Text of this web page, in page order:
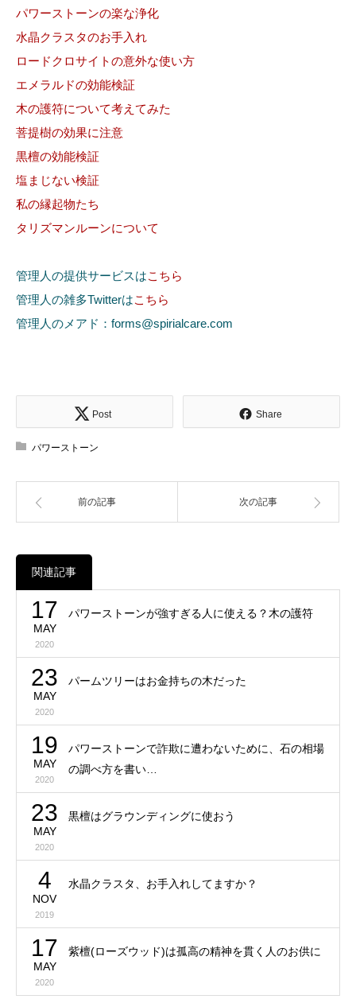
パワーストーンの楽な浄化
水晶クラスタのお手入れ
ロードクロサイトの意外な使い方
エメラルドの効能検証
木の護符について考えてみた
菩提樹の効果に注意
黒檀の効能検証
塩まじない検証
私の縁起物たち
タリズマンルーンについて
管理人の提供サービスはこちら
管理人の雑多Twitterはこちら
管理人のメアド：forms@spirialcare.com
Post Share
パワーストーン
前の記事 次の記事
関連記事
17
MAY
2020
パワーストーンが強すぎる人に使える？木の護符
23
MAY
2020
パームツリーはお金持ちの木だった
19
MAY
2020
パワーストーンで詐欺に遭わないために、石の相場
の調べ方を書い…
23
MAY
2020
黒檀はグラウンディングに使おう
4
NOV
2019
水晶クラスタ、お手入れしてますか？
17
MAY
2020
紫檀(ローズウッド)は孤高の精神を貫く人のお供に